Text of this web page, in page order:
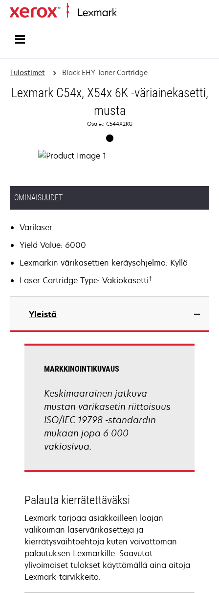
Tulostimet Black EHY Toner Cartridge
Lexmark C54x, X54x 6K -väriainekasetti,
musta
Osa #.: C544X2KG
OMINAISUUDET
Värilaser
Yield Value: 6000
Lexmarkin värikasettien keräysohjelma: Kyllä
Laser Cartridge Type: Vakiokasetti†
Yleistä
MARKKINOINTIKUVAUS
Keskimääräinen jatkuva
mustan värikasetin riittoisuus
ISO/IEC 19798 -standardin
mukaan jopa 6 000
vakiosivua.
Palauta kierrätettäväksi
Lexmark tarjoaa asiakkailleen laajan
valikoiman laservärikasetteja ja
kierrätysvaihtoehtoja kuten vaivattoman
palautuksen Lexmarkille. Saavutat
ylivoimaiset tulokset käyttämällä aina aitoja
Lexmark-tarvikkeita.